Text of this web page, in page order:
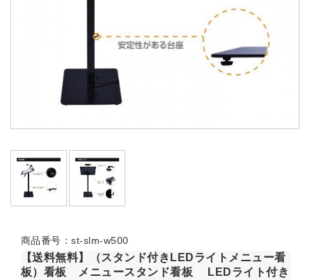
商品番号：st-slm-w500
【送料無料】（スタンド付きLEDライトメニュー看
板）看板 メニュースタンド看板 LEDライト付き